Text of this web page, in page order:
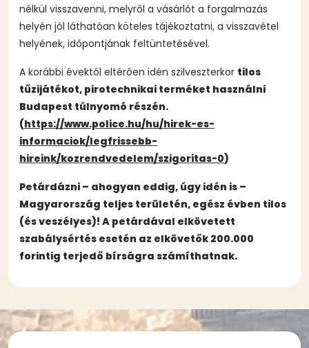
nélkül visszavenni, melyről a vásárlót a forgalmazás
helyén jól láthatóan köteles tájékoztatni, a visszavétel
helyének, időpontjának feltüntetésével.
A korábbi évektől eltérően idén szilveszterkor tilos
tűzijátékot, pirotechnikai terméket használni
Budapest túlnyomó részén.
(https://www.police.hu/hu/hirek-es-
informaciok/legfrissebb-
hireink/kozrendvedelem/szigoritas-0)
Petárdázni – ahogyan eddig, úgy idén is –
Magyarország teljes területén, egész évben tilos
(és veszélyes)! A petárdával elkövetett
szabálysértés esetén az elkövetők 200.000
forintig terjedő bírságra számíthatnak.